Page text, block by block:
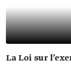
La Loi sur